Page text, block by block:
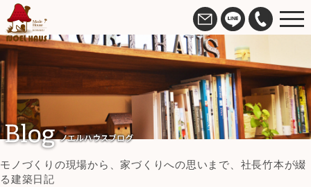
モノづくりの現場から、家づくりへの思いまで、社長竹本が綴
る建築日記